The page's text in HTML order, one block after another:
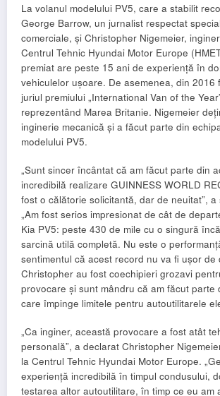
La volanul modelului PV5, care a stabilit
George Barrow, un jurnalist respectat
comerciale, și Christopher Nigemeier,
Centrul Tehnic Hyundai Motor Europe
premiat are peste 15 ani de experiență în
vehiculelor ușoare. De asemenea, din 2016
juriul premiului „International Van of the
reprezentând Marea Britanie. Nigemeier
inginerie mecanică și a făcut parte din
modelului PV5.
„Sunt sincer încântat că am făcut parte din
incredibilă realizare GUINNESS WORLD
fost o călătorie solicitantă, dar de neuitat”, a
„Am fost serios impresionat de cât de
Kia PV5: peste 430 de mile cu o singură
sarcină utilă completă. Nu este o
sentimentul că acest record nu va fi ușor de
Christopher au fost coechipieri grozavi
provocare și sunt mândru că am făcut parte
care împinge limitele pentru autoutilitarele
„Ca inginer, această provocare a fost atât
personală”, a declarat Christopher
la Centrul Tehnic Hyundai Motor Europe.
experiență incredibilă în timpul condusului,
testarea altor autoutilitare, în timp ce eu am